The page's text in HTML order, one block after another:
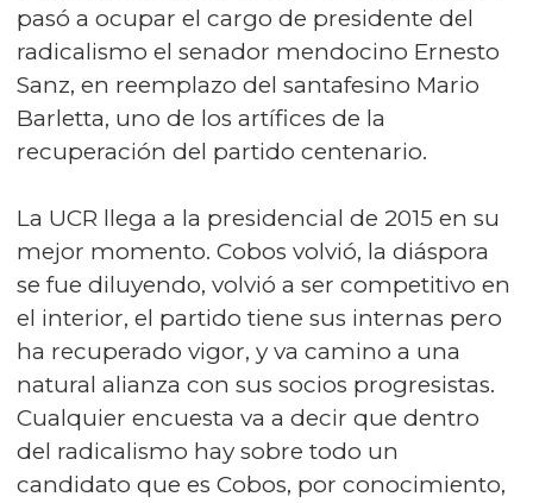
pasó a ocupar el cargo de presidente del
radicalismo el senador mendocino Ernesto
Sanz, en reemplazo del santafesino Mario
Barletta, uno de los artífices de la
recuperación del partido centenario.
La UCR llega a la presidencial de 2015 en su
mejor momento. Cobos volvió, la diáspora
se fue diluyendo, volvió a ser competitivo en
el interior, el partido tiene sus internas pero
ha recuperado vigor, y va camino a una
natural alianza con sus socios progresistas.
Cualquier encuesta va a decir que dentro
del radicalismo hay sobre todo un
candidato que es Cobos, por conocimiento,